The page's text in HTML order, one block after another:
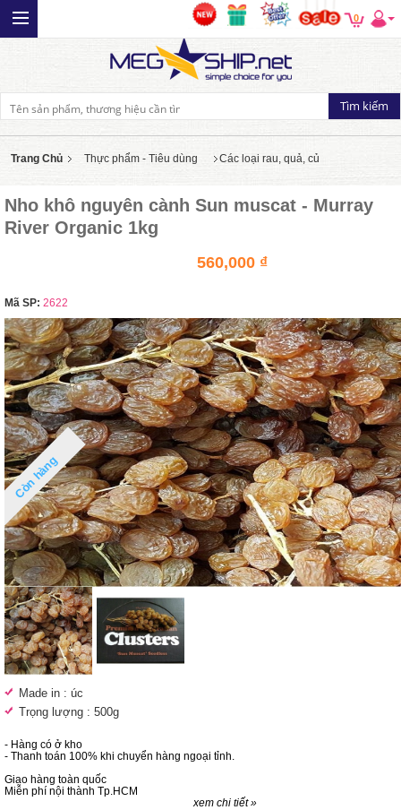
0
Trang Chủ Thực phẩm - Tiêu dùng Các loại rau, quả, củ
Nho khô nguyên cành Sun muscat - Murray
River Organic 1kg
560,000 ₫
Mã SP: 2622
Còn hàng
Made in : úc
Trọng lượng : 500g
- Hàng có ở kho
- Thanh toán 100% khi chuyển hàng ngoại tỉnh.
Giao hàng toàn quốc
Miễn phí nội thành Tp.HCM
xem chi tiết »